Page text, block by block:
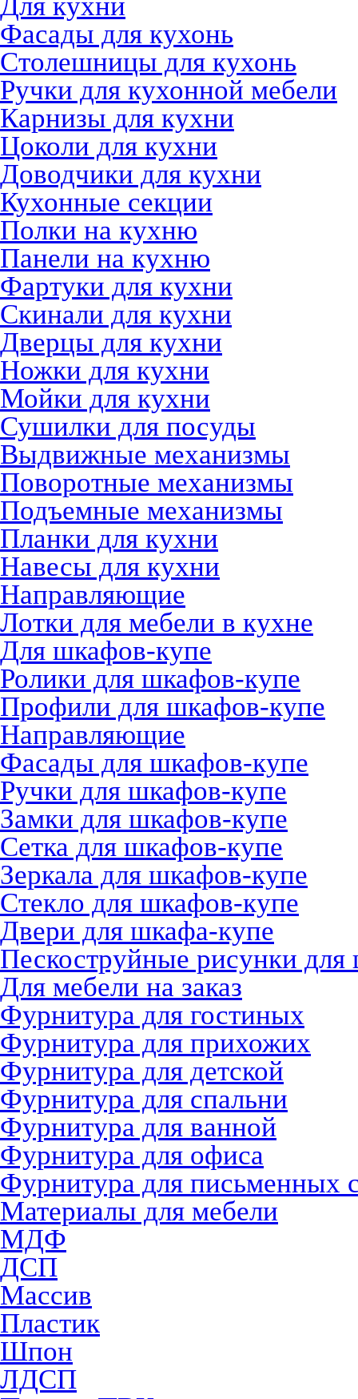
Фасады для кухонь
Столешницы для кухонь
Ручки для кухонной мебели
Карнизы для кухни
Цоколи для кухни
Доводчики для кухни
Кухонные секции
Полки на кухню
Панели на кухню
Фартуки для кухни
Скинали для кухни
Дверцы для кухни
Ножки для кухни
Мойки для кухни
Сушилки для посуды
Выдвижные механизмы
Поворотные механизмы
Подъемные механизмы
Планки для кухни
Навесы для кухни
Направляющие
Лотки для мебели в кухне
Для шкафов-купе
Ролики для шкафов-купе
Профили для шкафов-купе
Направляющие
Фасады для шкафов-купе
Ручки для шкафов-купе
Замки для шкафов-купе
Сетка для шкафов-купе
Зеркала для шкафов-купе
Стекло для шкафов-купе
Двери для шкафа-купе
Пескоструйные рисунки
Для мебели на заказ
Фурнитура для гостиных
Фурнитура для прихожих
Фурнитура для детской
Фурнитура для спальни
Фурнитура для ванной
Фурнитура для офиса
Фурнитура для письменных
Материалы для мебели
МДФ
ДСП
Массив
Пластик
Шпон
ЛДСП